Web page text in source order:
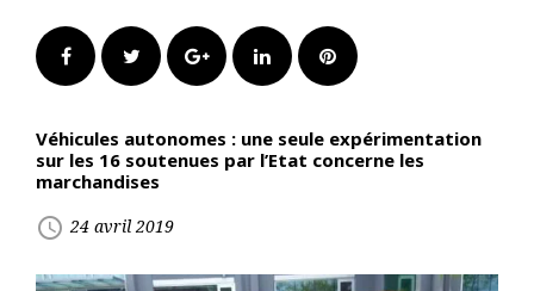
FacebookTwitter Google+LinkedInPinterest
Véhicules autonomes : une seule expérimentation
sur les 16 soutenues par l’Etat concerne les
marchandises
access_time 24 avril 2019